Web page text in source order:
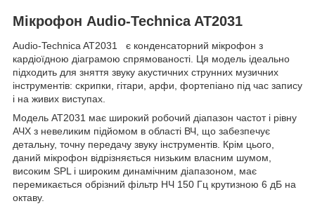
Мікрофон Audio-Technica AT2031
Audio-Technica AT2031 є конденсаторний мікрофон з
кардіоїдною діаграмою спрямованості. Ця модель ідеально
підходить для зняття звуку акустичних струнних музичних
інструментів: скрипки, гітари, арфи, фортепіано під час запису
і на живих виступах.
Модель AT2031 має широкий робочий діапазон частот і рівну
АЧХ з невеликим підйомом в області ВЧ, що забезпечує
детальну, точну передачу звуку інструментів. Крім цього,
даний мікрофон відрізняється низьким власним шумом,
високим SPL і широким динамічним діапазоном, має
перемикається обрізний фільтр НЧ 150 Гц крутизною 6 дБ на
октаву.